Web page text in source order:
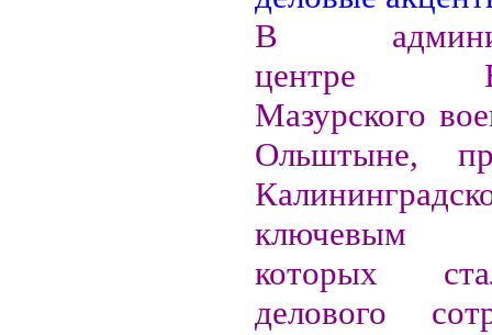
В
центре
Мазурского
Ольштыне,
ключевым
которых
делового